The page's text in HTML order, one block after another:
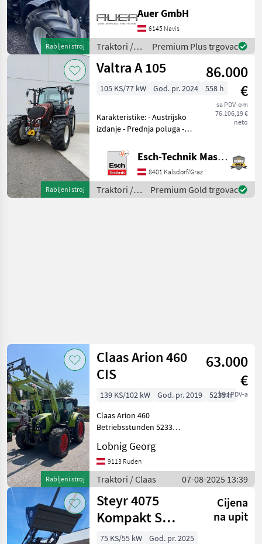
Rabljeni stroj
erhaltenen Steyr 4120 Multi
Traktor zum Verkauf an.
Dieses leistungsstarke
Modell aus dem B
Auer GmbH
6145 Navis
Traktori /
Steyr
Premium Plus trgovac
Rabljeni stroj
Valtra A 105
86.000
€
sa PDV-om
76.106,19 €
neto
105 KS/77 kW God. pr. 2024 558 h
Karakteristike: - Austrijsko
izdanje - Prednja poluga -
1x dvosmjerni prednji
hidraulički ventil - 3x
dvosmjerni stražnji
hidraulički v
Esch-Technik Maschinenhandels GmbH, Vertriebszentrum Süd
8401 Kalsdorf/Graz
Traktori /
Valtra
Premium Gold trgovac
Rabljeni stroj
Claas Arion 460
CIS
63.000
€
bez PDV-a
139 KS/102 kW God. pr. 2019
5235 h
Claas Arion 460
Betriebsstunden 5233
einwandfrei gefederte
Vorderachse Klimaanlage
Frontzapfwelle
Kabinenfederung
Frontlader Euroau
Lobnig Georg
9113 Ruden
Traktori / Claas 07-08-2025 13:39
Steyr 4075
Kompakt S
(Stage V)
Cijena
na upit
75 KS/55 kW
God. pr. 2025